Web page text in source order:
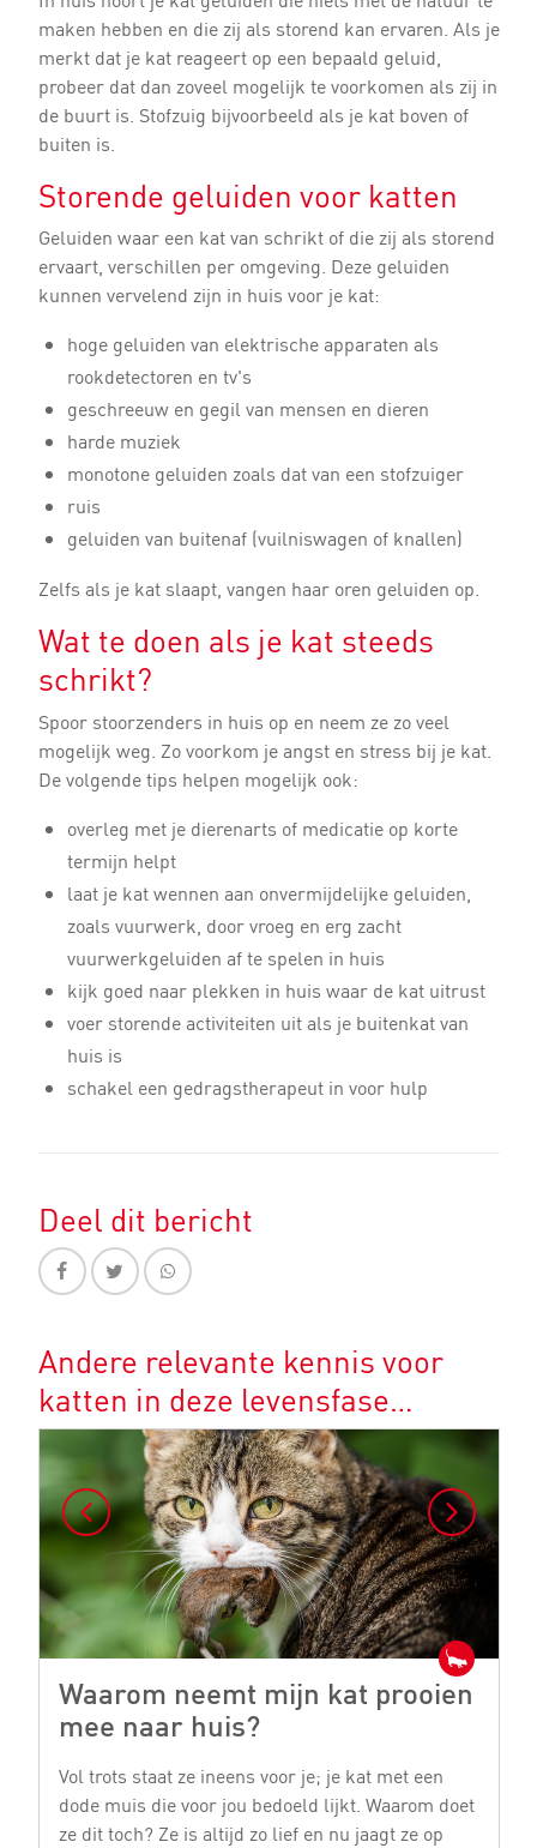
maken hebben en die zij als storend kan ervaren. Als je
merkt dat je kat reageert op een bepaald geluid,
probeer dat dan zoveel mogelijk te voorkomen als zij in
de buurt is. Stofzuig bijvoorbeeld als je kat boven of
buiten is.
Storende geluiden voor katten
Geluiden waar een kat van schrikt of die zij als storend
ervaart, verschillen per omgeving. Deze geluiden
kunnen vervelend zijn in huis voor je kat:
hoge geluiden van elektrische apparaten als
rookdetectoren en tv's
geschreeuw en gegil van mensen en dieren
harde muziek
monotone geluiden zoals dat van een stofzuiger
ruis
geluiden van buitenaf (vuilniswagen of knallen)
Zelfs als je kat slaapt, vangen haar oren geluiden op.
Wat te doen als je kat steeds
schrikt?
Spoor stoorzenders in huis op en neem ze zo veel
mogelijk weg. Zo voorkom je angst en stress bij je kat.
De volgende tips helpen mogelijk ook:
overleg met je dierenarts of medicatie op korte
termijn helpt
laat je kat wennen aan onvermijdelijke geluiden,
zoals vuurwerk, door vroeg en erg zacht
vuurwerkgeluiden af te spelen in huis
kijk goed naar plekken in huis waar de kat uitrust
voer storende activiteiten uit als je buitenkat van
huis is
schakel een gedragstherapeut in voor hulp
Deel dit bericht
Andere relevante kennis voor
katten in deze levensfase…
Waarom neemt mijn kat prooien
mee naar huis?
Vol trots staat ze ineens voor je; je kat met een
dode muis die voor jou bedoeld lijkt. Waarom doet
ze dit toch? Ze is altijd zo lief en nu jaagt ze op